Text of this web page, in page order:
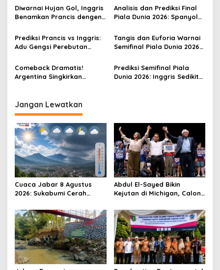
s
Tumbangkan Argentina 1-0
Argentina yang Angkat
Trofi?
Diwarnai Hujan Gol, Inggris
Benamkan Prancis dengen
2026, Sukses Rebut Juara 3
Analisis dan Prediksi Final
Piala Dunia 2026: Spanyol
Ketajaman Messi Kontra
Tembok Kokoh La Roja
Prediksi Prancis vs Inggris:
Adu Gengsi Perebutan
2026, Siapa yang Lebih
Berpeluang Menang?
Tangis dan Euforia Warnai
Semifinal Piala Dunia 2026
Argentina, Apa Kata
Mereka?
Comeback Dramatis!
Argentina Singkirkan
Dunia 2026
Prediksi Semifinal Piala
Dunia 2026: Inggris Sedikit
Jangan Lewatkan
Cuaca Jabar 8 Agustus
2026: Sukabumi Cerah
hingga 34 Derajat Celsius
Abdul El-Sayed Bikin
Kejutan di Michigan, Calon
AS?